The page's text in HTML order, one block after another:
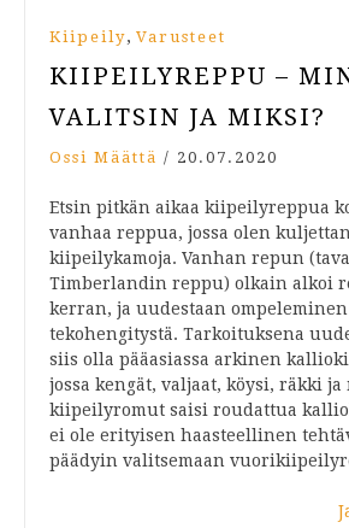
Kiipeily, Varusteet
KIIPEILYREPPU –
VALITSIN JA MIKSI?
Ossi Määttä / 20.07.2020
Etsin pitkän aikaa kiipeilyreppua
vanhaa reppua, jossa olen
kiipeilykamoja. Vanhan repun
Timberlandin reppu) olkain alkoi
kerran, ja uudestaan
tekohengitystä. Tarkoituksena
siis olla pääasiassa arkinen
jossa kengät, valjaat, köysi, räkki ja
kiipeilyromut saisi roudattua
ei ole erityisen haasteellinen
päädyin valitsemaan